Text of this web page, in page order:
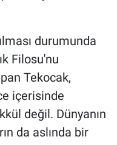
durumunda
Filosu'nu
Tekocak,
içerisinde
değil. Dünyanın
da aslında bir